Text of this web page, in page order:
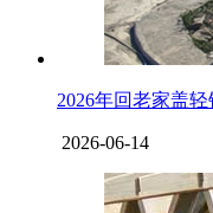
2026年回老家盖
2026-06-14